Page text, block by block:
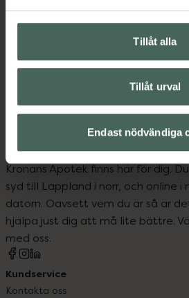
Tillåt alla
Tillåt urval
Endast nödvändiga
Upptäck flera produkter
Hem och hushåll
Kronans Apotek finns här för dig.
syd till Lappland i norr, och online i
datorn. Oavsett vem du är så är
hjälpa just dig att må lite bättre.
med oss.
Kundservice
Kontakta oss